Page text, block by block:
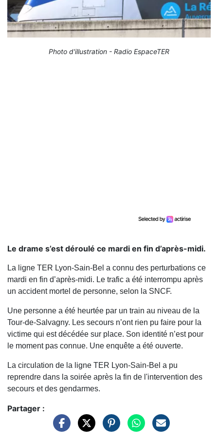
Photo d'illustration - Radio EspaceTER
Le drame s’est déroulé ce mardi en fin d’après-midi.
La ligne TER Lyon-Sain-Bel a connu des perturbations ce
mardi en fin d’après-midi. Le trafic a été interrompu après
un accident mortel de personne, selon la SNCF.
Une personne a été heurtée par un train au niveau de la
Tour-de-Salvagny. Les secours n’ont rien pu faire pour la
victime qui est décédée sur place. Son identité n’est pour
le moment pas connue. Une enquête a été ouverte.
La circulation de la ligne TER Lyon-Sain-Bel a pu
reprendre dans la soirée après la fin de l'intervention des
secours et des gendarmes.
Partager :